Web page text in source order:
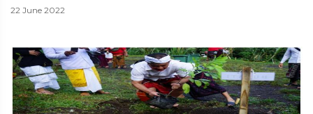
22 June 2022